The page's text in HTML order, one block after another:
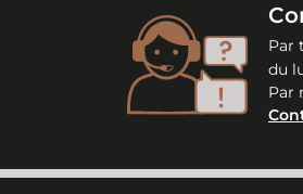
Par
du
Par